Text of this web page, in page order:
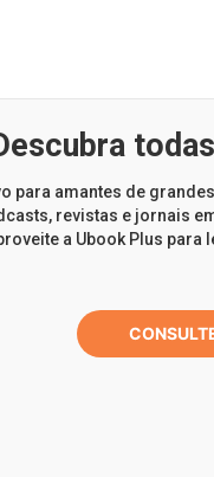
para amantes de
revistas e jornais
a Ubook Plus